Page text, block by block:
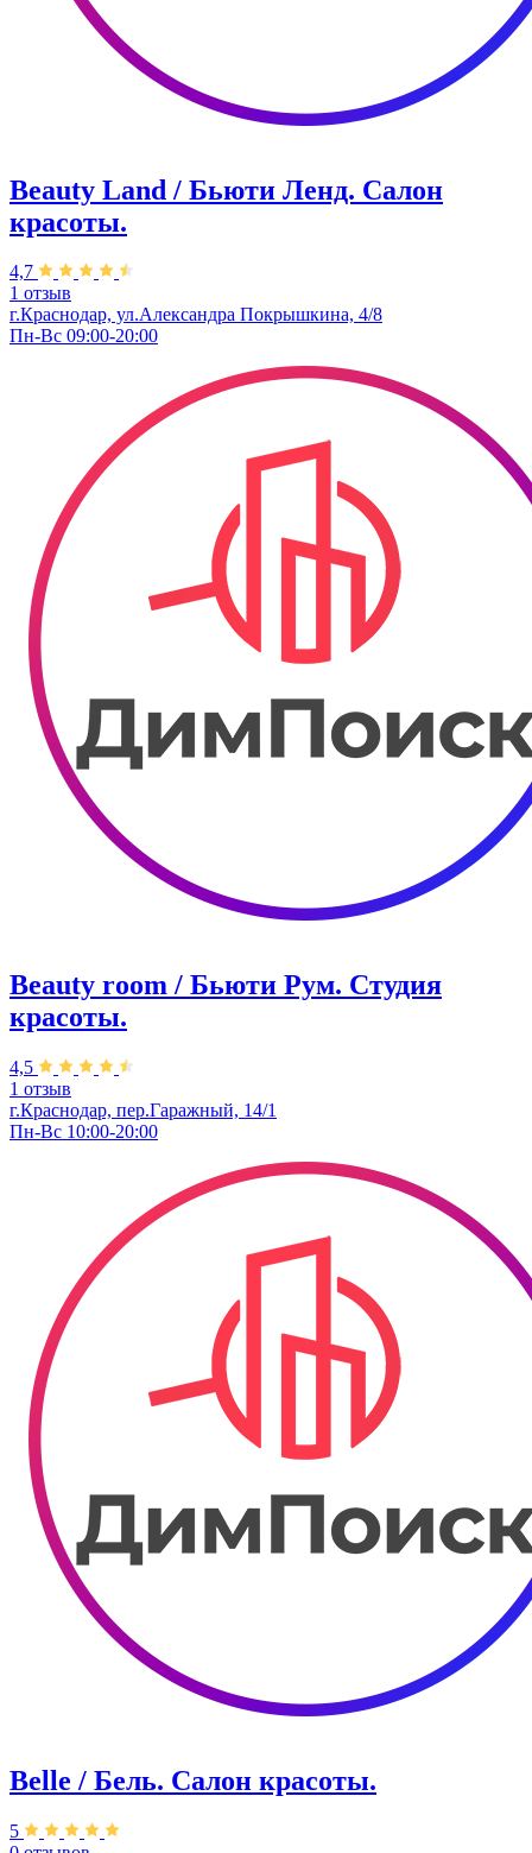
Beauty Land / Бьюти Ленд. Салон
красоты.
4,7
1 отзыв
г.Краснодар, ул.Александра Покрышкина, 4/8
Пн-Вс 09:00-20:00
Beauty room / Бьюти Рум. Студия
красоты.
4,5
1 отзыв
г.Краснодар, пер.Гаражный, 14/1
Пн-Вс 10:00-20:00
Belle / Бель. Салон красоты.
5